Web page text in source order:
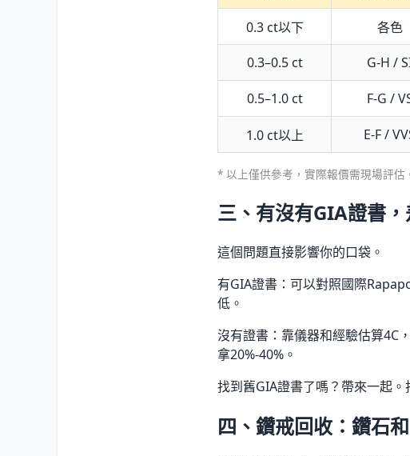
0.3 ct以下 各色
0.3–0.5 ct
G-H /
0.5–1.0 ct
F-G /
1.0 ct以上 E-F /
* 以上僅供參考，實際報價需現場評估
三、有沒有GIA證書，
這個問題直接影響你的口袋。
有GIA證書：可以對照國際
低。
沒有證書：靠儀器和經驗估算4C
拿20%-40%。
找到舊GIA證書了嗎？帶來一起
四、鑽戒回收：鑽石